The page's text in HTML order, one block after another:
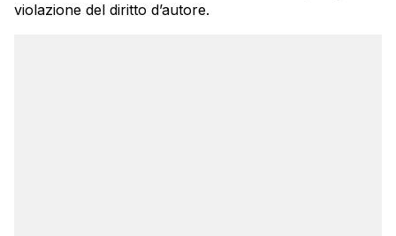
violazione del diritto d’autore.